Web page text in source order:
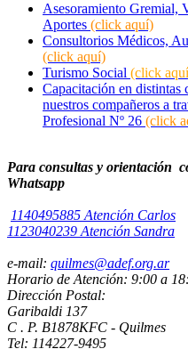
Asesoramiento Gremial,
Aportes (click aquí)
Consultorios Médicos,
(click aquí)
Turismo Social (click
Capacitación en distintas
nuestros compañeros a
Profesional Nº 26 (click
Para consultas y orientación
Whatsapp
1140495885 Atención Carlos
1123040239 Atención Sandra
e-mail: quilmes@adef.org.ar
Horario de Atención: 9:00 a
Dirección Postal:
Garibaldi 137
C . P. B1878KFC - Quilmes
Tel: 114227-9495